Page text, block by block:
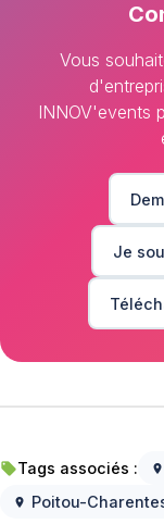
Vous
INNOV'events
Je
local_offerTags associés : location_on
location_on Poitou-